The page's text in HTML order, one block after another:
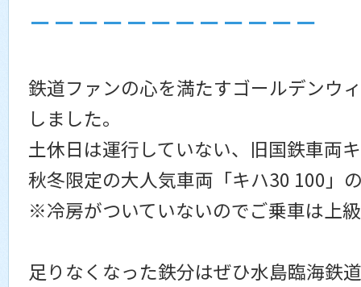
－－－－－－－－－－－－
鉄道ファンの心を満たすゴールデンウ
しました。
土休日は運行していない、旧国鉄車両
秋冬限定の大人気車両「キハ30 100」
※冷房がついていないのでご乗車は上
足りなくなった鉄分はぜひ水島臨海鉄